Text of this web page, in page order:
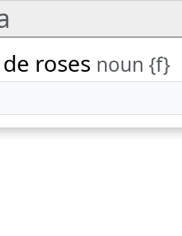
roses noun {f}